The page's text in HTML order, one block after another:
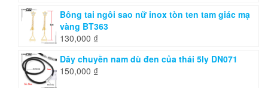
Bông tai ngôi sao nữ inox tòn ten tam giác mạ
vàng BT363
130,000 ₫
Dây chuyền nam dù đen của thái 5ly DN071
150,000 ₫